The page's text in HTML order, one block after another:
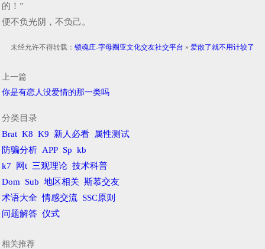
的！”
便不负光阴，不负己。
未经允许不得转载： 锁魂庄-字母圈亚文化交友社交平台 » 爱散了就不用计较了
上一篇
你是有恋人没爱情的那一类吗
分类目录
Brat K8 K9 新人必看
属性测试
防骗分析 APP Sp kb
k7
网t 三观理论 技术科普
Dom
Sub 地区相关 斯慕交友
术语大全 情感交流 SSC原则
问题解答 仪式
相关推荐